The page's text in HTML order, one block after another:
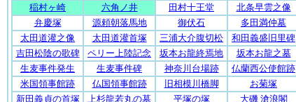
稲村ヶ崎
六角ノ井 田村十王堂 北条早雲之像
弁慶塚
源頼朝落馬地 御伏石 多田満仲墓
太田道灌之像
太田道灌首塚 三浦大介腹切松 和田義盛旧里碑
吉田松陰の歌碑
ペリー上陸記念 坂本お龍終焉地 坂本お龍之墓
生麦事件発生
生麦事件碑 神奈川台場跡 仏蘭西公使館跡
米国領事館跡
仏国領事館跡 旧相模川橋脚 お菊塚
新田義貞の首塚
上杉龍若丸の墓 平塚の塚 大磯 滄浪閣